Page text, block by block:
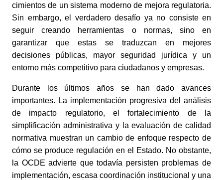
cimientos de un sistema moderno de mejora regulatoria.
Sin embargo, el verdadero desafío ya no consiste en
seguir creando herramientas o normas, sino en
garantizar que estas se traduzcan en mejores
decisiones públicas, mayor seguridad jurídica y un
entorno más competitivo para ciudadanos y empresas.
Durante los últimos años se han dado avances
importantes. La implementación progresiva del análisis
de impacto regulatorio, el fortalecimiento de la
simplificación administrativa y la evaluación de calidad
normativa muestran un cambio de enfoque respecto de
cómo se produce regulación en el Estado. No obstante,
la OCDE advierte que todavía persisten problemas de
implementación, escasa coordinación institucional y una